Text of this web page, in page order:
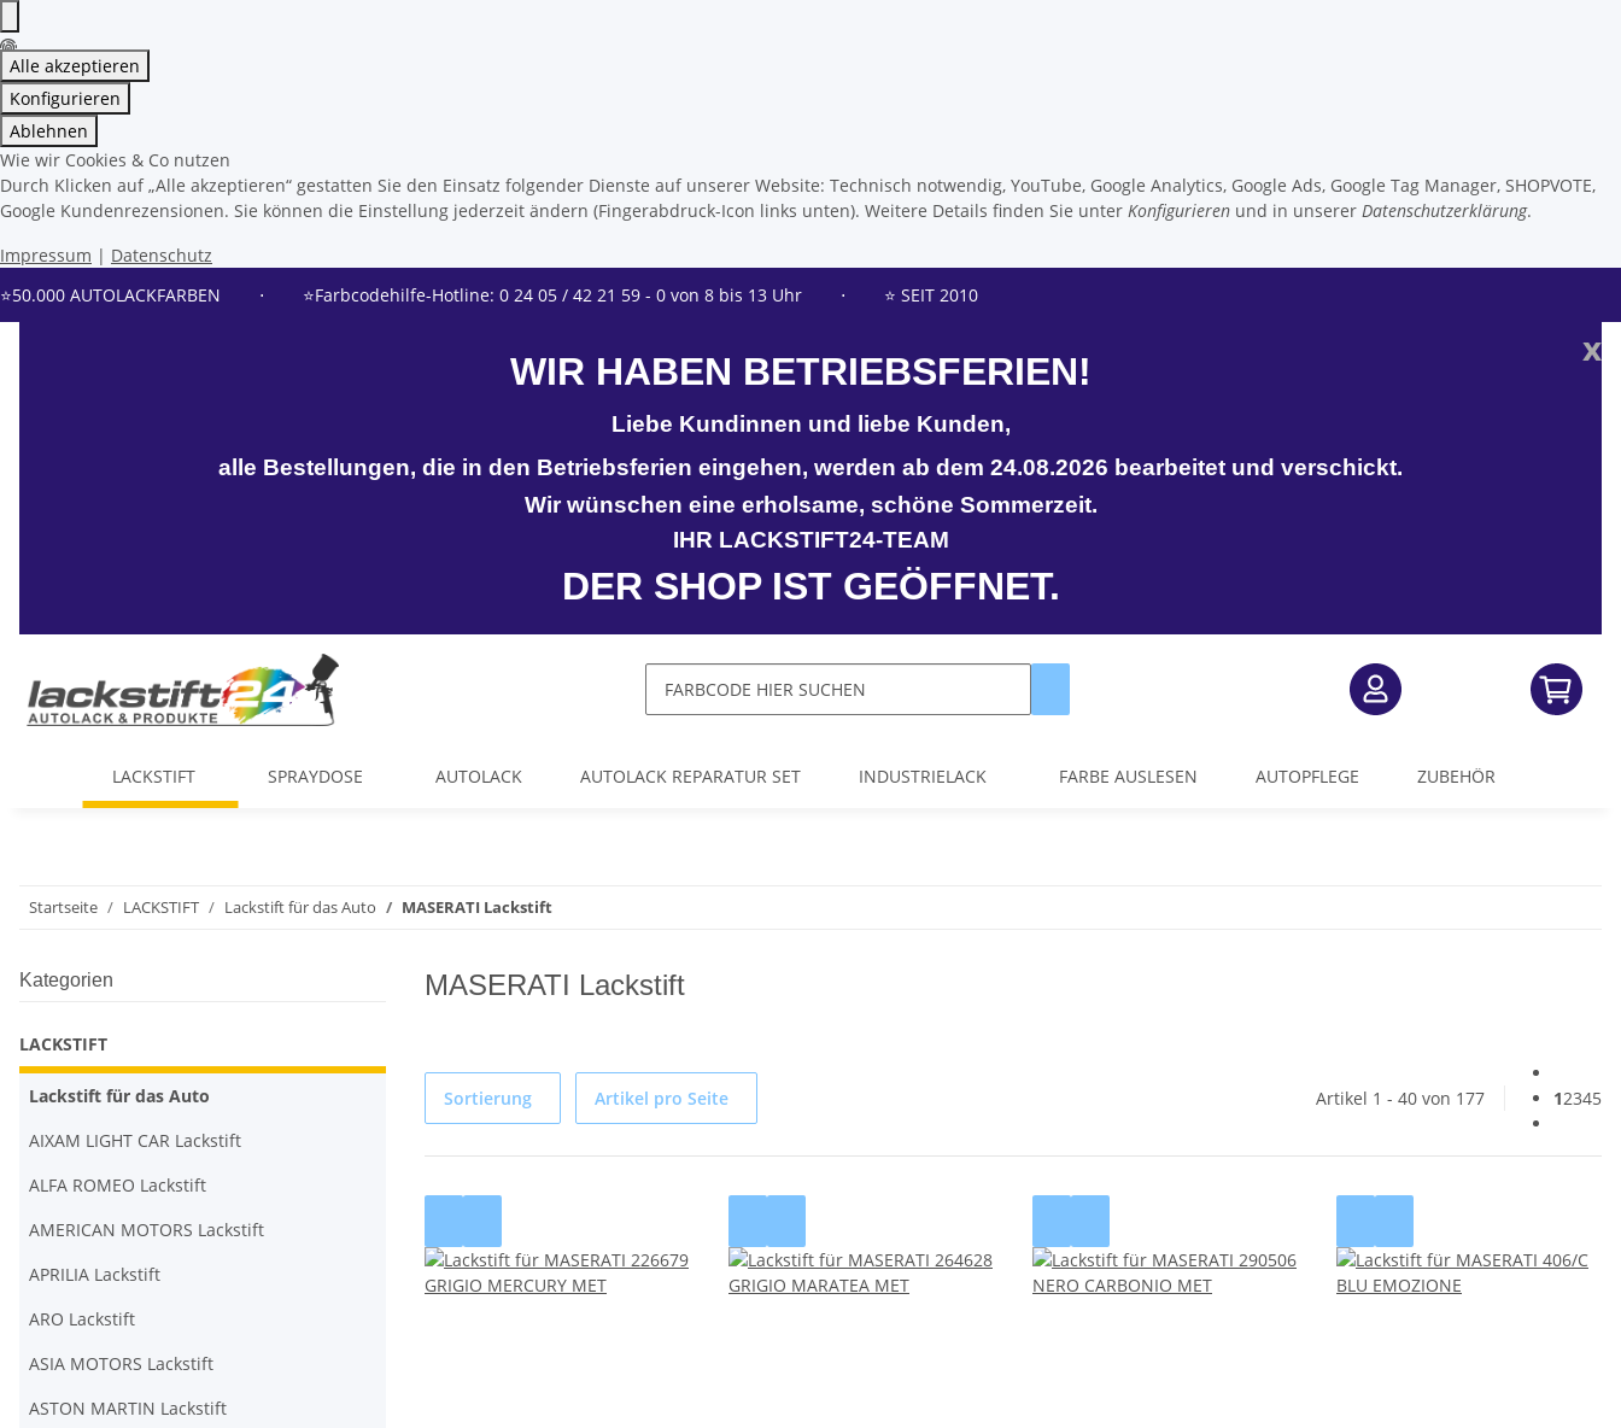
Alle akzeptieren
Konfigurieren
Ablehnen
Wie wir Cookies & Co nutzen
Durch Klicken auf „Alle akzeptieren“ gestatten Sie den Einsatz folgender Dienste auf unserer Website: Technisch notwendig, YouTube, Google Analytics, Google Ads, Google Tag Manager, SHOPVOTE,
Google Kundenrezensionen. Sie können die Einstellung jederzeit ändern (Fingerabdruck-Icon links unten). Weitere Details finden Sie unter Konfigurieren und in unserer Datenschutzerklärung.
Impressum | Datenschutz
⭐50.000 AUTOLACKFARBEN
⋅ ⭐Farbcodehilfe-Hotline: 0 24 05 / 42 21 59 - 0 von 8 bis 13 Uhr ⋅ ⭐ SEIT 2010
x
WIR HABEN BETRIEBSFERIEN!
Liebe Kundinnen und liebe Kunden,
alle Bestellungen, die in den Betriebsferien eingehen, werden ab dem 24.08.2026 bearbeitet und verschickt.
Wir wünschen eine erholsame, schöne Sommerzeit.
IHR LACKSTIFT24-TEAM
DER SHOP IST GEÖFFNET.
LACKSTIFT SPRAYDOSE AUTOLACK AUTOLACK REPARATUR SET INDUSTRIELACK FARBE AUSLESEN AUTOPFLEGE ZUBEHÖR
Startseite LACKSTIFT Lackstift für das Auto MASERATI Lackstift
MASERATI Lackstift
Sortierung Artikel pro Seite Artikel 1 - 40 von 177 12345
Kategorien
LACKSTIFT
Lackstift für das Auto
AIXAM LIGHT CAR Lackstift
ALFA ROMEO Lackstift
AMERICAN MOTORS Lackstift
APRILIA Lackstift
ARO Lackstift
ASIA MOTORS Lackstift
ASTON MARTIN Lackstift